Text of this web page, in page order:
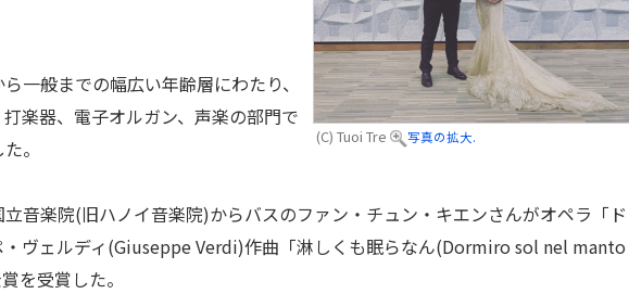
(C) Tuoi Tre 写真の拡大.
一般までの幅広い年齢層にわたり、
楽器、電子オルガン、声楽の部門で
。
音楽院(旧ハノイ音楽院)からバスのファン・チュン・キエンさんがオペラ「ド
・ヴェルディ(Giuseppe Verdi)作曲「淋しくも眠らなん(Dormiro sol nel manto
を受賞した。